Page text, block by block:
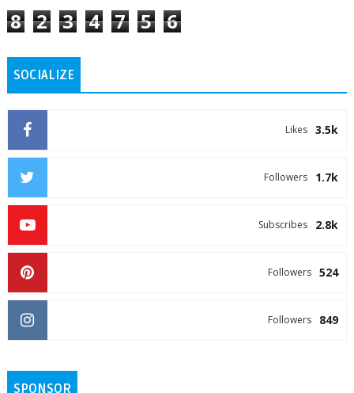
8 2 3 4 7 5 6
SOCIALIZE
3.5k
Likes
1.7k
Followers
2.8k
Subscribes
524
Followers
849
Followers
SPONSOR